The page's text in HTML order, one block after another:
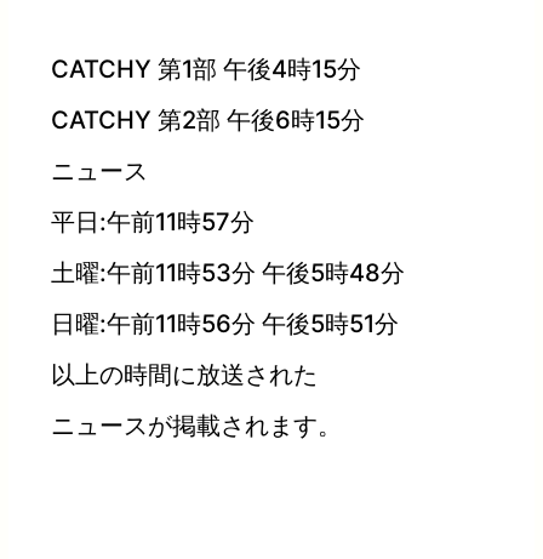
CATCHY 第1部 午後4時15分
CATCHY 第2部 午後6時15分
ニュース
平日:午前11時57分
土曜:午前11時53分 午後5時48分
日曜:午前11時56分 午後5時51分
以上の時間に放送された
ニュースが掲載されます。